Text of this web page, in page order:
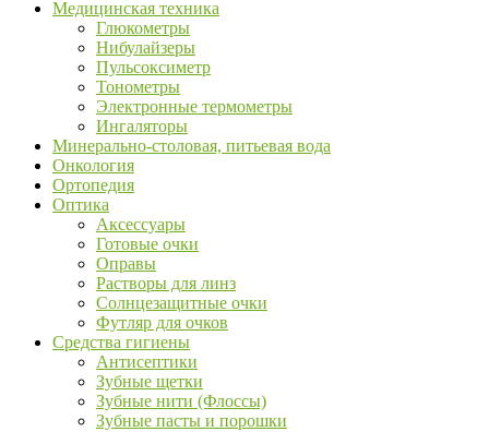
Медицинская техника
Глюкометры
Нибулайзеры
Пульсоксиметр
Тонометры
Электронные термометры
Ингаляторы
Минерально-столовая, питьевая вода
Онкология
Ортопедия
Оптика
Аксессуары
Готовые очки
Оправы
Растворы для линз
Солнцезащитные очки
Футляр для очков
Средства гигиены
Антисептики
Зубные щетки
Зубные нити (Флоссы)
Зубные пасты и порошки